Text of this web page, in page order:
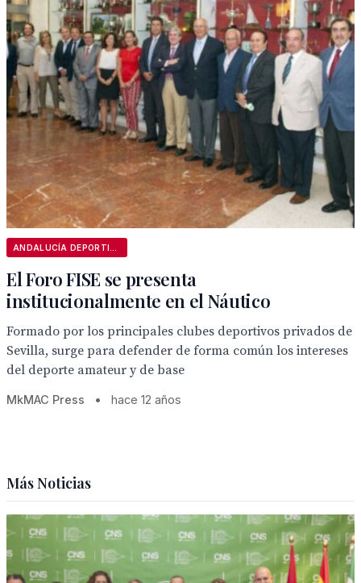
El Foro FISE se presenta
institucionalmente en el Náutico
Formado por los principales clubes deportivos privados de
Sevilla, surge para defender de forma común los intereses
del deporte amateur y de base
MkMAC Press • hace 12 años
Más Noticias